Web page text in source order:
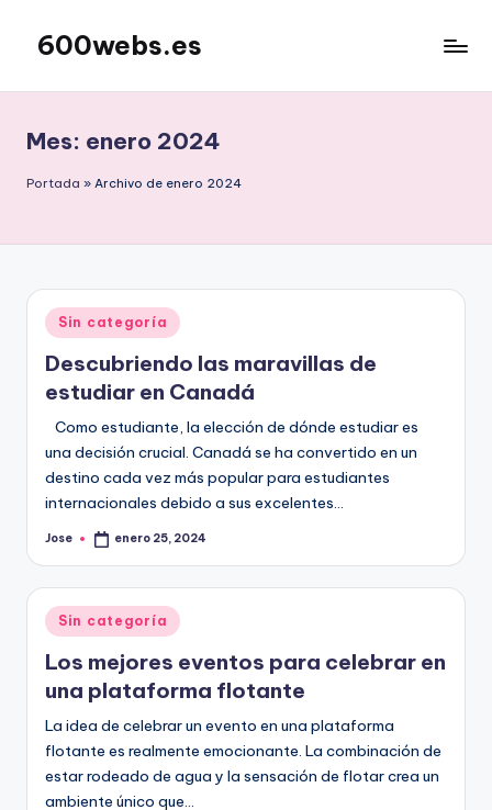
Saltar
contenido
600webs.es
Mes: enero 2024
Portada » Archivo de enero 2024
Publicado
en
Sin categoría
Descubriendo las maravillas de
estudiar en Canadá
Como estudiante, la elección de dónde estudiar es
una decisión crucial. Canadá se ha convertido en un
destino cada vez más popular para estudiantes
internacionales debido a sus excelentes…
Publicado
Jose enero 25, 2024
Publicado
en
Sin categoría
Los mejores eventos para celebrar en
una plataforma flotante
La idea de celebrar un evento en una plataforma
flotante es realmente emocionante. La combinación de
estar rodeado de agua y la sensación de flotar crea un
ambiente único que…